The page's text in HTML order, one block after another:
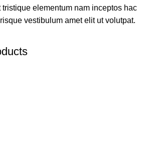
tristique elementum nam inceptos hac
vestibulum amet elit ut volutpat.